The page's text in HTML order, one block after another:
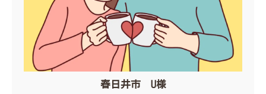
春日井市 U様